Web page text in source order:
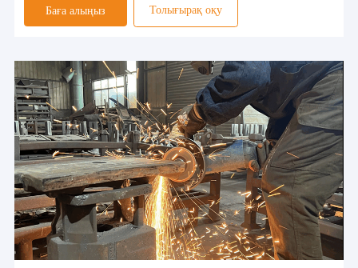
Баға алыңыз Толығырақ оқу